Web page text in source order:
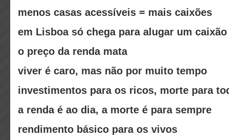
menos casas acessíveis = mais caixões
em Lisboa só chega para alugar um caixão
o preço da renda mata
viver é caro, mas não por muito tempo
investimentos para os ricos, morte para
a renda é ao dia, a morte é para sempre
rendimento básico para os vivos